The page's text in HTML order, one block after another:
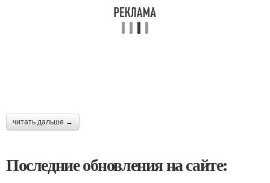
читать дальше →
Последние обновления на сайте: